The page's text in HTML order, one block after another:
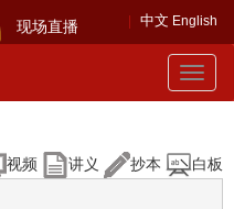
中文 English
现场直播
Toggle
视频 讲义 抄本 白板